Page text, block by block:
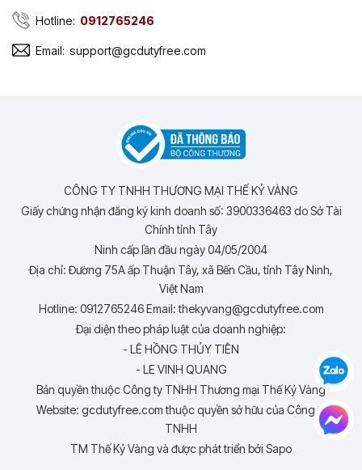
Hotline: 0912765246
Email: support@gcdutyfree.com
CÔNG TY TNHH THƯƠNG MẠI THẾ KỶ VÀNG
Giấy chứng nhận đăng ký kinh doanh số: 3900336463 do Sở Tài
Chính tỉnh Tây
Ninh cấp lần đầu ngày 04/05/2004
Địa chỉ: Đường 75A ấp Thuận Tây, xã Bến Cầu, tỉnh Tây Ninh,
Việt Nam
Hotline: 0912765246 Email: thekyvang@gcdutyfree.com
Đại diện theo pháp luật của doanh nghiệp:
- LÊ HỒNG THỦY TIÊN
- LE VINH QUANG
Bản quyền thuộc Công ty TNHH Thương mại Thế Kỷ Vàng
Website: gcdutyfree.com thuộc quyền sở hữu của Công ty
TNHH
TM Thế Kỷ Vàng và được phát triển bởi Sapo